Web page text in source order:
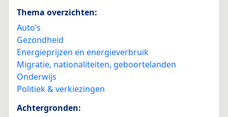
Thema overzichten:
Auto’s
Gezondheid
Energieprijzen en energieverbruik
Migratie, nationaliteiten, geboortelanden
Onderwijs
Politiek & verkiezingen
Achtergronden: